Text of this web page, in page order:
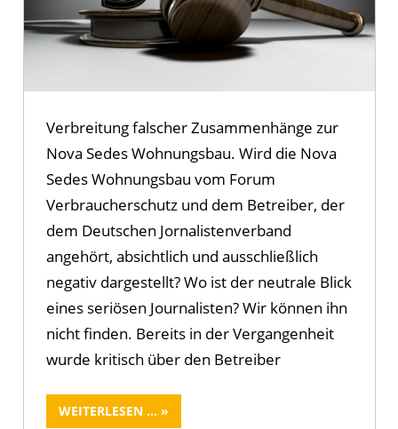
Verbreitung falscher Zusammenhänge zur
Nova Sedes Wohnungsbau. Wird die Nova
Sedes Wohnungsbau vom Forum
Verbraucherschutz und dem Betreiber, der
dem Deutschen Jornalistenverband
angehört, absichtlich und ausschließlich
negativ dargestellt? Wo ist der neutrale Blick
eines seriösen Journalisten? Wir können ihn
nicht finden. Bereits in der Vergangenheit
wurde kritisch über den Betreiber
WEITERLESEN ...